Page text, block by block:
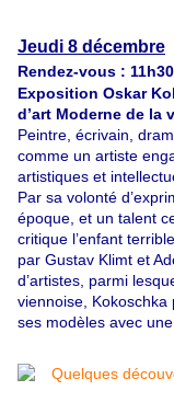
Jeudi 8 décembre
Rendez-vous : 11h30
Exposition Oskar
d’art Moderne de la
Peintre, écrivain,
comme un artiste
artistiques et
Par sa volonté
époque, et un talent
critique l’enfant
par Gustav Klimt et
d’artistes, parmi
viennoise,
ses modèles avec